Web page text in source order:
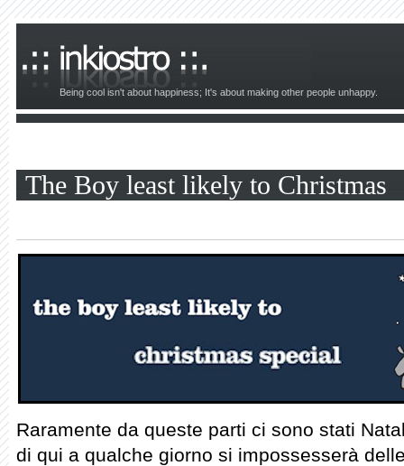
Being cool isn't about happiness; It's about making other people unhappy.
The Boy least likely to Christmas
Raramente da queste parti ci sono stati
di qui a qualche giorno si impossesserà